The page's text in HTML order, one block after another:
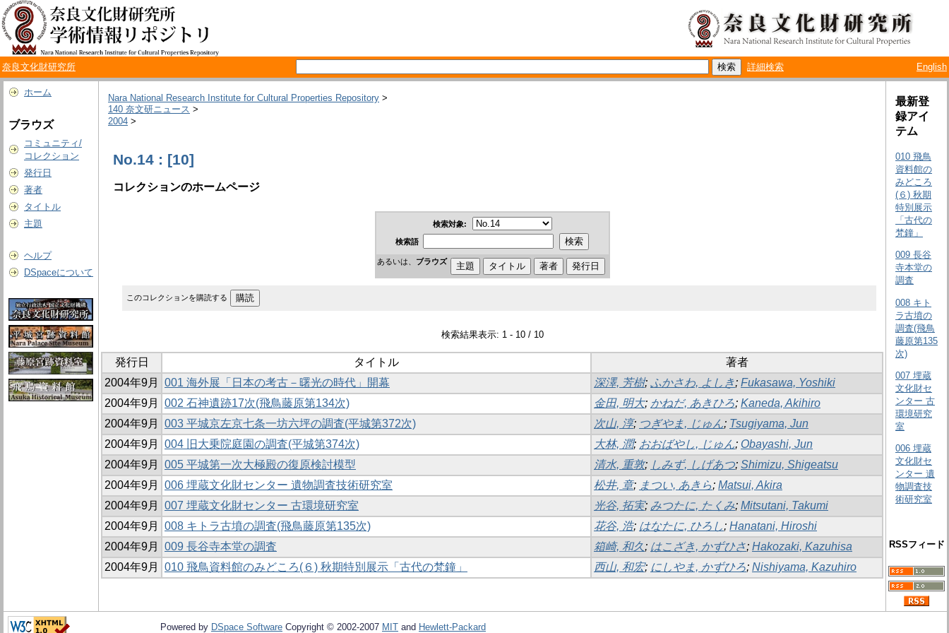
奈良文化財研究所 詳細検索 English
ホーム
ブラウズ
コミュニティ/
コレクション
発行日
著者
タイトル
主題
ヘルプ
DSpaceについて
Nara National Research Institute for Cultural Properties Repository >
140 奈文研ニュース >
2004 >
No.14 : [10]
コレクションのホームページ
検索対象:
検索語
あるいは、 ブラウズ
このコレクションを購読する
検索結果表示: 1 - 10 / 10
発行日 タイトル
著者
2004年9月
001 海外展「日本の考古－曙光の時代」開幕 深澤, 芳樹; ふかさわ, よしき; Fukasawa, Yoshiki
2004年9月
002 石神遺跡17次(飛鳥藤原第134次) 金田, 明大; かねだ, あきひろ; Kaneda, Akihiro
2004年9月
003 平城京左京七条一坊六坪の調査(平城第372次) 次山, 淳; つぎやま, じゅん; Tsugiyama, Jun
2004年9月
004 旧大乗院庭園の調査(平城第374次) 大林, 潤; おおばやし, じゅん; Obayashi, Jun
2004年9月
005 平城第一次大極殿の復原検討模型 清水, 重敦; しみず, しげあつ; Shimizu, Shigeatsu
2004年9月
006 埋蔵文化財センター 遺物調査技術研究室 松井, 章; まつい, あきら; Matsui, Akira
2004年9月
007 埋蔵文化財センター 古環境研究室 光谷, 拓実; みつたに, たくみ; Mitsutani, Takumi
2004年9月
008 キトラ古墳の調査(飛鳥藤原第135次) 花谷, 浩; はなたに, ひろし; Hanatani, Hiroshi
2004年9月
009 長谷寺本堂の調査 箱崎, 和久; はこざき, かずひさ; Hakozaki, Kazuhisa
2004年9月
010 飛鳥資料館のみどころ(６) 秋期特別展示「古代の梵鐘」 西山, 和宏; にしやま, かずひろ; Nishiyama, Kazuhiro
最新登
録アイ
テム
010 飛鳥
資料館の
みどころ
(６) 秋期
特別展示
「古代の
梵鐘」
009 長谷
寺本堂の
調査
008 キト
ラ古墳の
調査(飛鳥
藤原第135
次)
007 埋蔵
文化財セ
ンター 古
環境研究
室
006 埋蔵
文化財セ
ンター 遺
物調査技
術研究室
RSSフィード
Powered by DSpace Software Copyright © 2002-2007 MIT and Hewlett-Packard